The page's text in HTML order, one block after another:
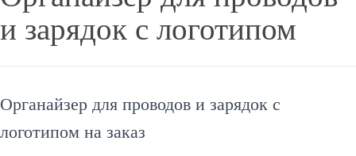
и зарядок с логотипом
Органайзер для проводов и зарядок с
логотипом на заказ